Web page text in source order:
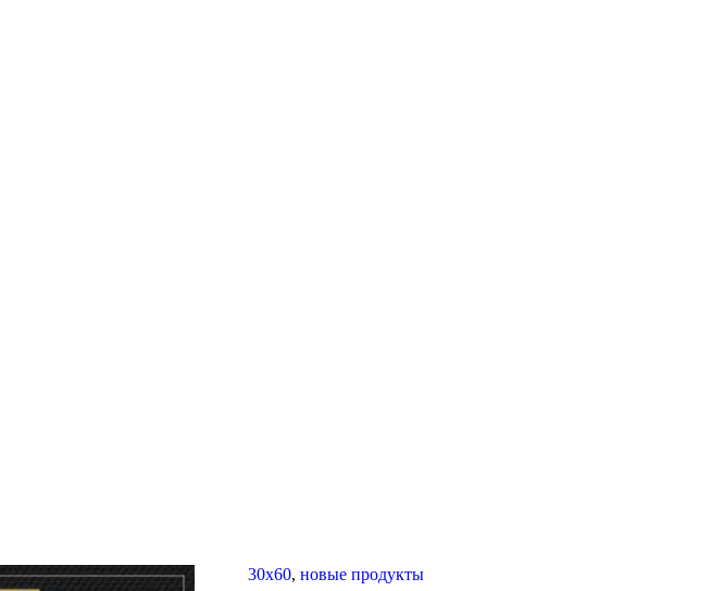
30x60,новые продукты